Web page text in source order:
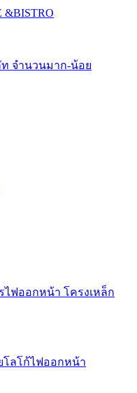
&BISTRO
จำนวนมาก-น้อย
ฟออกหน้า โครงเหล็ก
โลโก้ไฟออกหน้า